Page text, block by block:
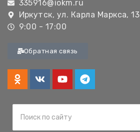
335916@iokm.ru
Иркутск, ул. Карла Маркса, 13
9:00 - 17:00
Обратная связь